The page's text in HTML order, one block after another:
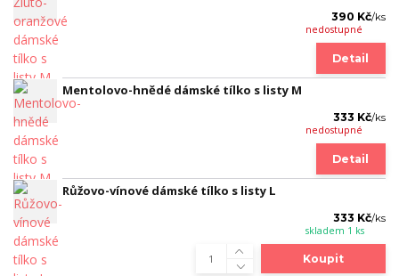
390 Kč/ks
nedostupné
Detail
Mentolovo-hnědé dámské tílko s listy M
333 Kč/ks
nedostupné
Detail
Růžovo-vínové dámské tílko s listy L
333 Kč/ks
skladem 1 ks
Koupit